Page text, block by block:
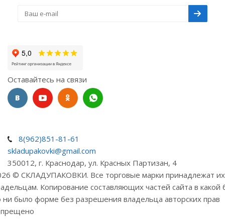
Оставайтесь на связи
8(962)851-81-61
skladupakovki@gmail.com
350012, г. Краснодар, ул. Красных Партизан, 4
© СКЛАДУПАКОВКИ. Все торговые марки принадлежат их
Копирование составляющих частей сайта в какой
ни было форме без разрешения владельца авторских прав